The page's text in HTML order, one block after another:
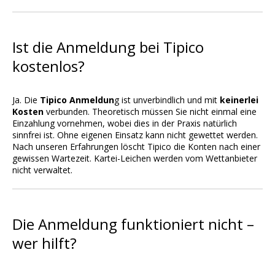
Ist die Anmeldung bei Tipico
kostenlos?
Ja. Die Tipico Anmeldung ist unverbindlich und mit keinerlei
Kosten verbunden. Theoretisch müssen Sie nicht einmal eine
Einzahlung vornehmen, wobei dies in der Praxis natürlich
sinnfrei ist. Ohne eigenen Einsatz kann nicht gewettet werden.
Nach unseren Erfahrungen löscht Tipico die Konten nach einer
gewissen Wartezeit. Kartei-Leichen werden vom Wettanbieter
nicht verwaltet.
Die Anmeldung funktioniert nicht –
wer hilft?